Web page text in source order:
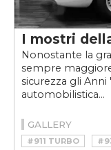
#VOLKSWAGEN
I mostri
Nonostante la
sempre
sicurezza gli
automobilistica...
GALLERY
#911 TURBO